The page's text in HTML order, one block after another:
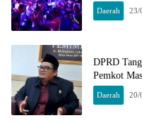
Daerah 23/
DPRD
Pemkot
Daerah 20/